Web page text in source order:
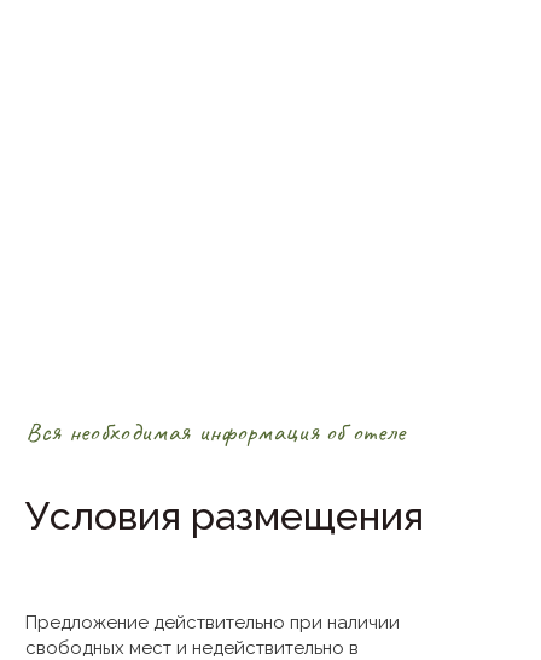
Вся необходимая информация об отеле
Условия размещения
Предложение действительно при наличии
свободных мест и недействительно в